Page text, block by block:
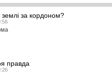
за кордоном?
правда